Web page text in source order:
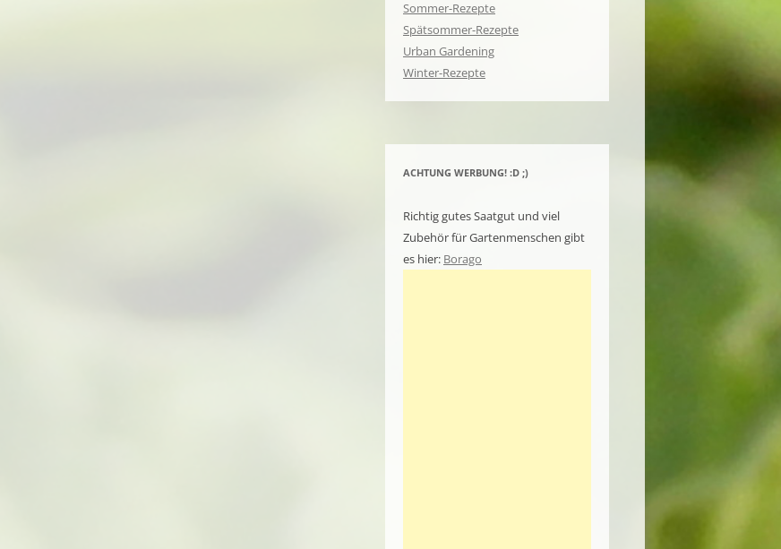
Sommer-Rezepte
Spätsommer-Rezepte
Urban Gardening
Winter-Rezepte
ACHTUNG WERBUNG! :D ;)
Richtig gutes Saatgut und viel
Zubehör für Gartenmenschen gibt
es hier: Borago